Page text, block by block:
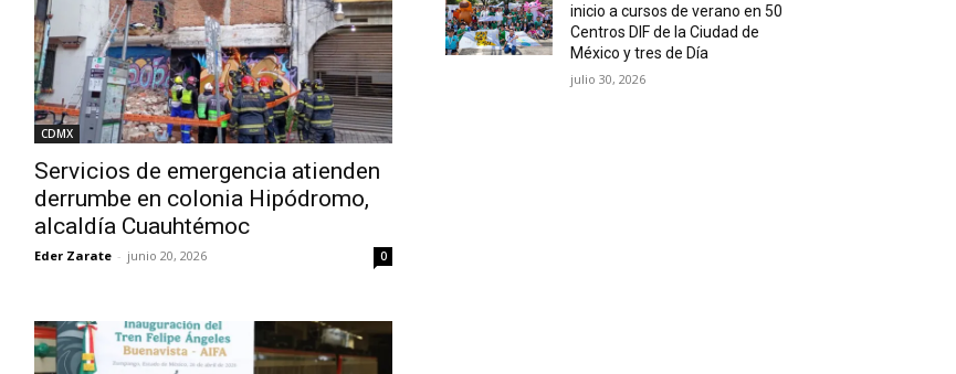
CDMX
Servicios de emergencia atienden
derrumbe en colonia Hipódromo,
alcaldía Cuauhtémoc
Eder Zarate - junio 20, 2026 0
inicio a cursos de verano en 50
Centros DIF de la Ciudad de
México y tres de Día
julio 30, 2026